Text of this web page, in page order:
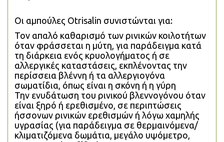
Οι αμπούλες Otrisalin συνιστώνται για:
Τον απαλό καθαρισμό των ρινικών κοιλοτήτων
όταν φράσσεται η μύτη, για παράδειγμα κατά
τη διάρκεια ενός κρυολογήματος ή σε
αλλεργικές καταστάσεις, εκπλένοντας την
περίσσεια βλέννη ή τα αλλεργιογόνα
σωματίδια, όπως είναι η σκόνη ή η γύρη
Την ενυδάτωση του ρινικού βλεννογόνου όταν
είναι ξηρό ή ερεθισμένο, σε περιπτώσεις
ήσσονων ρινικών ερεθισμών ή λόγω χαμηλής
υγρασίας (για παράδειγμα σε θερμαινόμενα/
κλιματιζόμενα δωμάτια, μεγάλο υψόμετρο,